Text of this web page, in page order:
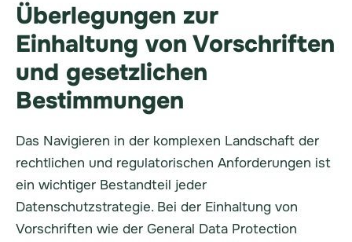
Überlegungen zur
Einhaltung von Vorschriften
und gesetzlichen
Bestimmungen
Das Navigieren in der komplexen Landschaft der
rechtlichen und regulatorischen Anforderungen ist
ein wichtiger Bestandteil jeder
Datenschutzstrategie. Bei der Einhaltung von
Vorschriften wie der General Data Protection